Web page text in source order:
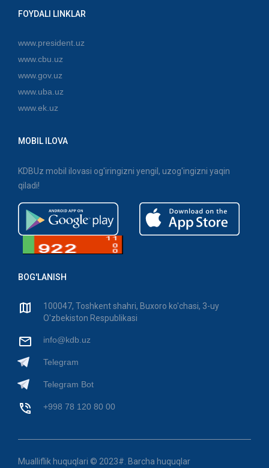
FOYDALI LINKLAR
www.president.uz
www.cbu.uz
www.gov.uz
www.uba.uz
www.ek.uz
MOBIL ILOVA
KDBUz mobil ilovasi og'iringizni yengil, uzog'ingizni yaqin
qiladi!
BOG'LANISH
100047, Toshkent shahri, Buxoro ko'chasi, 3-uy
O'zbekiston Respublikasi
info@kdb.uz
Telegram
Telegram Bot
+998 78 120 80 00
Mualliflik huquqlari © 2023#. Barcha huquqlar